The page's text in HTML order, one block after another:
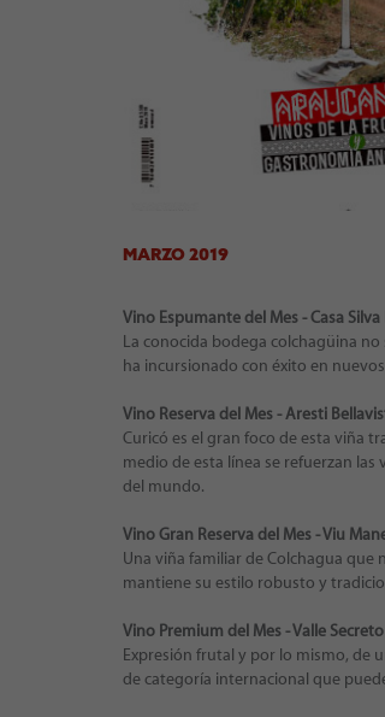
MARZO 2019
Vino Espumante del Mes - Casa
La conocida bodega colchagüina
ha incursionado con éxito en
Vino Reserva del Mes - Aresti
Curicó es el gran foco de esta viña
medio de esta línea se refuerzan
del mundo.
Vino Gran Reserva del Mes - Viu
Una viña familiar de Colchagua que
mantiene su estilo robusto y
Vino Premium del Mes - Valle
Expresión frutal y por lo mismo, de
de categoría internacional que